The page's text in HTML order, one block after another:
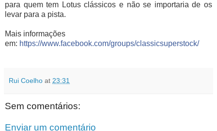
para quem tem Lotus clássicos e não se importaria de os
levar para a pista.
Mais informações
em: https://www.facebook.com/groups/classicsuperstock/
Rui Coelho at 23:31
Sem comentários:
Enviar um comentário